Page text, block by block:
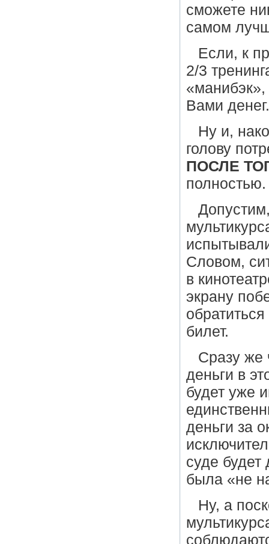
сможете
самом
Если, к
2/3
«манибэк»,
Вами денег.
Ну и,
голову
ПОСЛЕ
полностью.
Словом,
в
экрану
билет.
Сразу же
деньги в
будет уже
деньги за
суде будет
была «не
Ну, а